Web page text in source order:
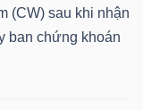
(CW) sau khi nhận
ban chứng khoán